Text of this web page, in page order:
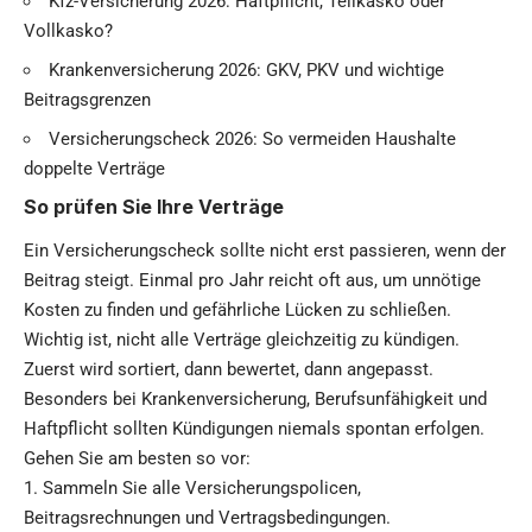
Vollkasko?
Krankenversicherung 2026: GKV, PKV und wichtige
Beitragsgrenzen
Versicherungscheck 2026: So vermeiden Haushalte
doppelte Verträge
So prüfen Sie Ihre Verträge
Ein Versicherungscheck sollte nicht erst passieren, wenn der
Beitrag steigt. Einmal pro Jahr reicht oft aus, um unnötige
Kosten zu finden und gefährliche Lücken zu schließen.
Wichtig ist, nicht alle Verträge gleichzeitig zu kündigen.
Zuerst wird sortiert, dann bewertet, dann angepasst.
Besonders bei Krankenversicherung, Berufsunfähigkeit und
Haftpflicht sollten Kündigungen niemals spontan erfolgen.
Gehen Sie am besten so vor:
Sammeln Sie alle Versicherungspolicen,
Beitragsrechnungen und Vertragsbedingungen.